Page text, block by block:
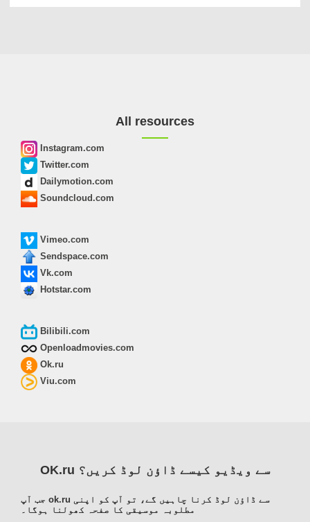
All resources
Instagram.com
Twitter.com
Dailymotion.com
Soundcloud.com
Vimeo.com
Sendspace.com
Vk.com
Hotstar.com
Bilibili.com
Openloadmovies.com
Ok.ru
Viu.com
OK.ru سے ویڈیو کیسے ڈاؤن لوڈ کریں؟
جب آپ ok.ru سے ڈاؤن لوڈ کرنا چاہیں گے، تو آپ کو اپنی
مطلوبہ موسیقی کا صفحہ کھولنا ہوگا۔